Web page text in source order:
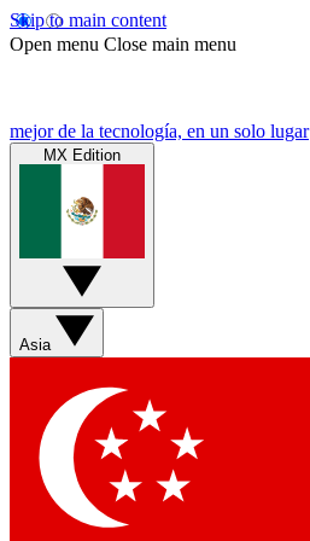
Skip to main content
Open menu Close main menu
mejor de la tecnología, en un solo lugar
MX Edition
Asia